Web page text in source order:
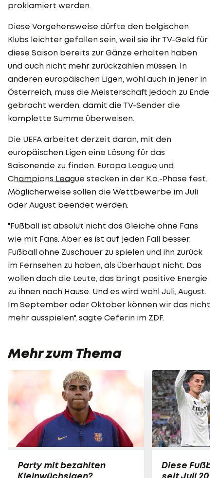
proklamiert werden.
Diese Vorgehensweise dürfte den belgischen
Klubs leichter gefallen sein, weil sie ihr TV-Geld für
diese Saison bereits zur Gänze erhalten haben
und auch nicht mehr zurückzahlen müssen. In
anderen europäischen Ligen, wohl auch in jener in
Österreich, muss die Meisterschaft jedoch zu Ende
gebracht werden, damit die TV-Sender die
komplette Summe überweisen.
Die UEFA arbeitet derzeit daran, mit den
europäischen Ligen eine Lösung für das
Saisonende zu finden. Europa League und
Champions League stecken in der K.o.-Phase fest.
Möglicherweise sollen die Wettbewerbe im Juli
oder August beendet werden.
"Fußball ist absolut nicht das Gleiche ohne Fans
wie mit Fans. Aber es ist auf jeden Fall besser,
Fußball ohne Zuschauer zu spielen und ihn zurück
im Fernsehen zu haben, als überhaupt nicht. Das
wollen doch die Leute, das bringt positive Energie
zu ihnen nach Hause. Und es wird wohl Juli, August.
Im September oder Oktober können wir das nicht
mehr ausspielen", sagte Ceferin im ZDF.
Mehr zum Thema
Party mit bezahlten
Kleinwüchsigen?
Diese
seit Juli